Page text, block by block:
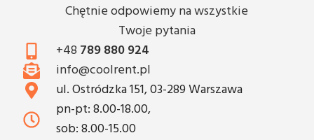
Chętnie odpowiemy na wszystkie
Twoje pytania
+48 789 880 924
info@coolrent.pl
ul. Ostródzka 151, 03-289 Warszawa
pn-pt: 8.00-18.00,
sob: 8.00-15.00